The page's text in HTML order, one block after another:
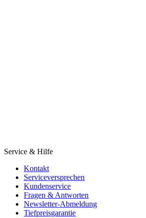
Service & Hilfe
Kontakt
Serviceversprechen
Kundenservice
Fragen & Antworten
Newsletter-Abmeldung
Tiefpreisgarantie